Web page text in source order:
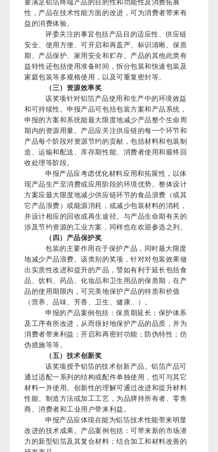
要满足铝箔终端产品的目的性和功能性及消费拓展
性，产品在技术性能方面的改进，可为消费者带来有
益的消费体验。
评委关注的事宜包括产品目的适应性、供应链
安全、使用方便、可开启和再盖严、标识清晰、保质
期、产品保护、家用安全和贮存。产品的其他此类有
益特性还包括使用准备时间，拆分包装和快速包装及
家庭包装等多规格使用，以及可重复密封等。
（三）资源效率奖
该奖项针对铝箔产品使用和生产中的环境效益
和可持续性。申报产品可包括包装方案和产品系统，
申报的方案和系统能最大限度地减少产品整个生命周
期内的资源用量。产品应关注供应链的每一个环节和
产品每个阶段对资源节约的贡献，包括材料和包装制
造、运输和配送、库存期性能、消费者使用和最终回
收处理等阶段。
申报产品应考虑优化材料应用和拓展性，以体
现产品生产至消费或应用阶段的环境优势。整体设计
方案应最大限度地减少供应链环节的食品浪费（或其
它产品浪费）或能源消耗，或减少包装材料的消耗，
并设计相应的回收或再生途径。与产品生命期有关的
涉及节约资源的工业方案，同样也在欢迎参选之列。
（四）产品保护奖
包装的主要作用在于保护产品，同时最大限度
地减少产品浪费。该类别的奖项，针对对包装效果做
出实质性改进和提升的产品，譬如有利于延长包括食
品、饮料、药品、化妆品和卫生用品的保质期，在产
品的使用期限内，可完美地保护产品的特质和价值
（营养、品味、芳香、卫生、健康…）。
申报的产品案例包括：保质期延长；保护体系
及工序有所改进，从而很好地保护产品的品质，并为
消费者带来利益；开启和再密封功能；防伪特性；仿
伪措施等等。
（五）技术创新奖
该奖项授予铝箔的技术创新产品。铝箔产品可
通过适配一系列的结构或配件单独使用，也可与其它
材料一并使用。创新性的理解可通过改进和提升材料
性能、制造方法或加工工艺，为品牌持所有者、零售
商、消费者和工业用户带来利益。
申报产品应体现在能为铝箔技术性能带来明显
改进的技术成果。产品案例包括：可带来新的市场潜
力的新型铝箔及其复合材料；结合加工和材料改善的